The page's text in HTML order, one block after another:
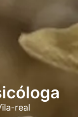
real